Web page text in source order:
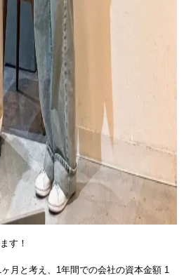
す！
月と考え、1年間での会社の資本金額 1